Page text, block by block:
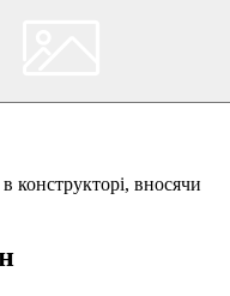
конструкторі, вносячи